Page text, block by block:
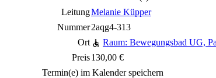
LeitungMelanie Küpper
Nummer2aqg4-313
Ort
Raum: Bewegungsbad UG,
Preis130,00 €
Termin(e) im Kalender speichern